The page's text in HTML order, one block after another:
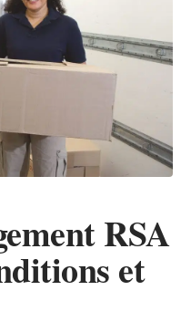
RSA
et